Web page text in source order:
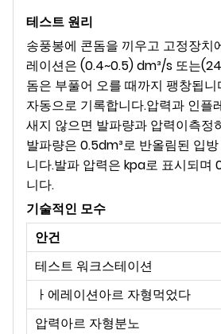
테스트 원리
송풍봉에 콘돔을 끼우고 고정장치
레이션은 (0.4~0.5) dm³/s 또는
돔은 부풀어 오를 때까지 팽창됩
자동으로 기록합니다.압력과 인플
새지 않으면 발파량과 압력이측정
발파량은 0.5dm³로 반올림된 입
니다.발파 압력은 kpa로 표시되며
니다.
기술적인 모수
안건
테스트 워크스테이션
ㅏ 에레이션아르 자형먹었다
압력아르 자형분노